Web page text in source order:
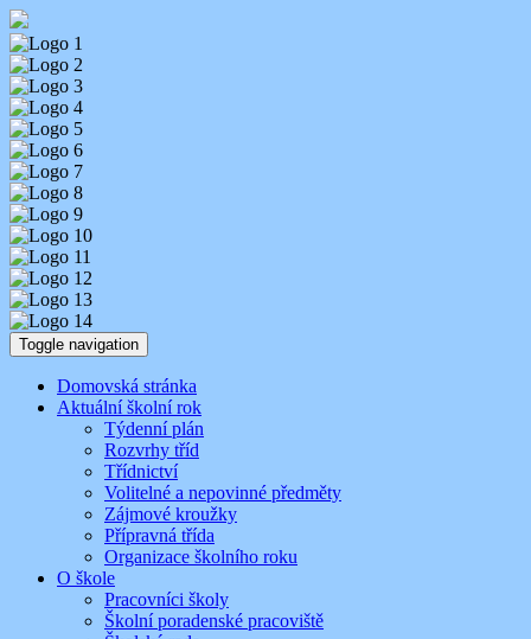
Skip
to
content
Aktuality ze školy
Základní škola Benešov, Dukelská 1818
Toggle navigation
Domovská stránka
Aktuální školní rok
Týdenní plán
Rozvrhy tříd
Třídnictví
Volitelné a nepovinné předměty
Zájmové kroužky
Přípravná třída
Organizace školního roku
O škole
Pracovníci školy
Školní poradenské pracoviště